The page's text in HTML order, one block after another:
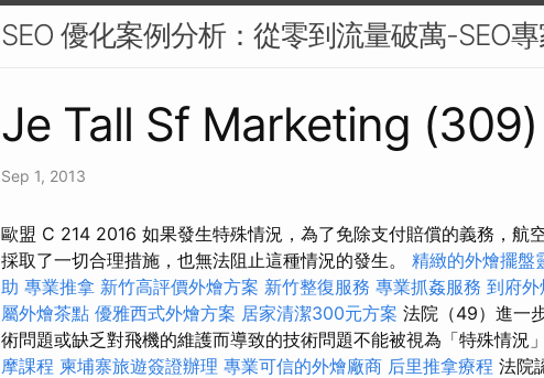
SEO 優化案例分析：從零到流量破萬-SEO
Je Tall Sf Marketing (309)
Sep 1, 2013
歐盟 C 214 2016 如果發生特殊情況，為了免除支付賠償的義務，航
採取了一切合理措施，也無法阻止這種情況的發生。 精緻的外燴擺盤
助 專業推拿 新竹高評價外燴方案 新竹整復服務 專業抓姦服務 到府外
屬外燴茶點 優雅西式外燴方案 居家清潔300元方案 法院（49）進一
術問題或缺乏對飛機的維護而導致的技術問題不能被視為「特殊情況
摩課程 柬埔寨旅遊簽證辦理 專業可信的外燴廠商 后里推拿療程 法院